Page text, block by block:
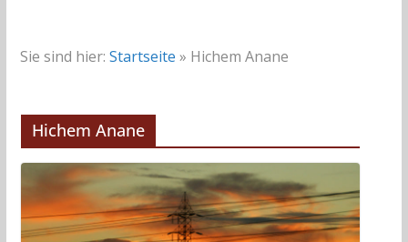
Sie sind hier: Startseite » Hichem Anane
Hichem Anane